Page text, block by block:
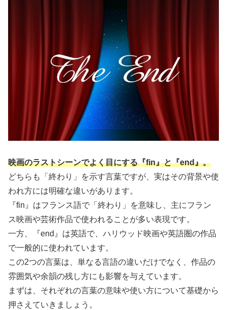
映画のラストシーンでよく目にする『fin』と『end』。
どちらも「終わり」を示す言葉ですが、実はその背景や使
われ方には明確な違いがあります。
『fin』はフランス語で「終わり」を意味し、主にフラン
ス映画や芸術作品で使われることが多い表現です。
一方、『end』は英語で、ハリウッド映画や英語圏の作品
で一般的に使われています。
この2つの言葉は、単なる言語の違いだけでなく、作品の
雰囲気や余韻の残し方にも影響を与えています。
まずは、それぞれの言葉の意味や使い方について基礎から
押さえていきましょう。